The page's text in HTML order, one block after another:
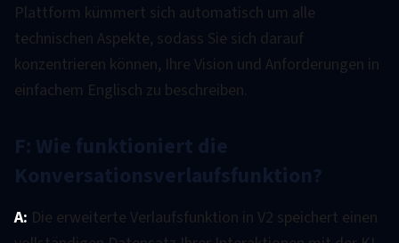
Plattform kümmert sich automatisch um alle
technischen Aspekte, sodass Sie sich darauf
konzentrieren können, Ihre Vision und Anforderungen in
einfachem Englisch zu beschreiben.
F: Wie funktioniert die
Konversationsverlaufsfunktion?
A: Die erweiterte Verlaufsfunktion in V2 speichert einen